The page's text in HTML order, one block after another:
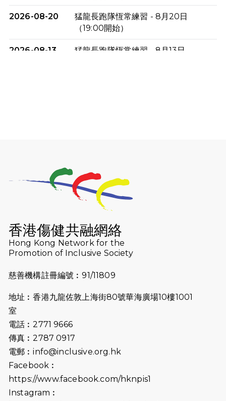
2026-08-20
猛龍長跑隊恆常練習 - 8月20日
（19:00開始）
2026-08-13
猛龍長跑隊恆常練習 - 8月13日
2026-07-23
猛龍長跑隊恆常練習 - 7月23日
（19:00開始）
猛龍長跑隊恆常練習 - 7月16日
2026-07-10
【猛龍戈壁118公里分享暨香港傷健共
融網絡15周年晚宴】
2026-07-09
猛龍長跑隊恆常練習 - 7月9日（19:00
2026-07-02
2026-06-25
（19:00開始）
2026-06-18
猛龍長跑隊恆常練習 - 6月18日
香港傷健共融網絡
Hong Kong Network for the
Promotion of Inclusive Society
慈善機構註冊編號︰91/11809
地址︰香港九龍佐敦上海街80號華海廣場10樓1001
室
電話︰2771 9666
傳真︰2787 0917
電郵︰info@inclusive.org.hk
Facebook︰
https://www.facebook.com/hknpis1
Instagram︰